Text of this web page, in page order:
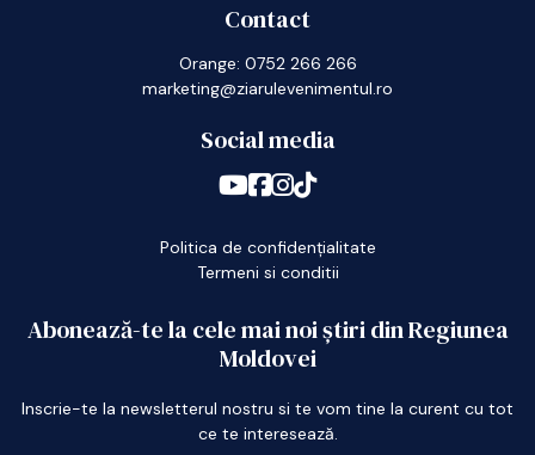
Contact
Orange: 0752 266 266
marketing@ziarulevenimentul.ro
Social media
Politica de confidențialitate
Termeni si conditii
Abonează-te la cele mai noi știri din Regiunea
Moldovei
Inscrie-te la newsletterul nostru si te vom tine la curent cu tot
ce te interesează.